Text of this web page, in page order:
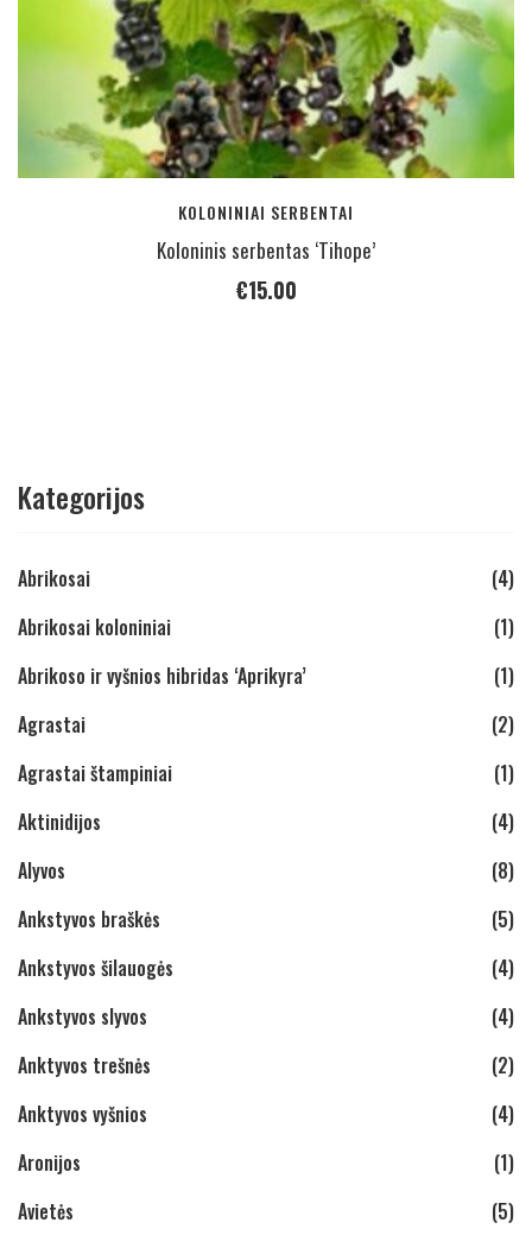
KOLONINIAI SERBENTAI
Koloninis serbentas ‘Tihope’
€15.00
Kategorijos
Abrikosai
(4)
Abrikosai koloniniai
(1)
Abrikoso ir vyšnios hibridas ‘Aprikyra’
(1)
Agrastai
(2)
Agrastai štampiniai
(1)
Aktinidijos
(4)
Alyvos
(8)
Ankstyvos braškės
(5)
Ankstyvos šilauogės
(4)
Ankstyvos slyvos
(4)
Anktyvos trešnės
(2)
Anktyvos vyšnios
(4)
Aronijos
(1)
Avietės
(5)